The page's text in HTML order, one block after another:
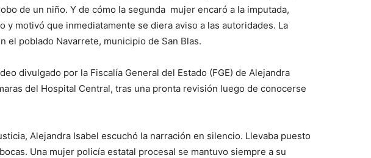
de un niño. Y de cómo la segunda mujer encaró a la imputada,
y motivó que inmediatamente se diera aviso a las autoridades. La
el poblado Navarrete, municipio de San Blas.
divulgado por la Fiscalía General del Estado (FGE) de Alejandra
del Hospital Central, tras una pronta revisión luego de conocerse
Alejandra Isabel escuchó la narración en silencio. Llevaba puesto
Una mujer policía estatal procesal se mantuvo siempre a su